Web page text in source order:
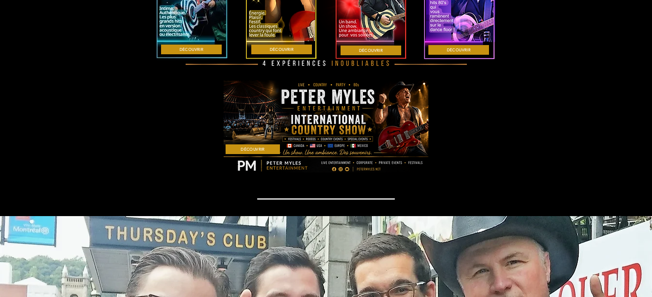
DÉCOUVRIR DÉCOUVRIR DÉCOUVRIR
DÉCOUVRIR
DÉCOUVRIR